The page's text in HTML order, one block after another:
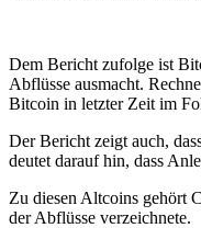
Dem Bericht zufolge ist
Abflüsse ausmacht.
Bitcoin in letzter Zeit im
Der Bericht zeigt auch,
deutet darauf hin, dass
Zu diesen Altcoins gehört
der Abflüsse verzeichnete.